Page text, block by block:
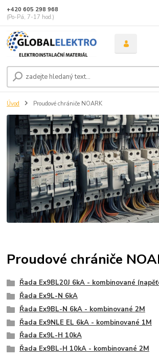
+420 605 298 968
(Po-Pá, 7-17 hod.)
Úvod Proudové chrániče NOARK
Proudové chrániče
Řada Ex9BL20J 6kA - kombinované
Řada Ex9L-N 6kA
Řada Ex9BL-N 6kA - kombinované 2M
Řada Ex9NLE EL 6kA - kombinované 1M
Řada Ex9L-H 10kA
Řada Ex9BL-H 10kA - kombinované 2M